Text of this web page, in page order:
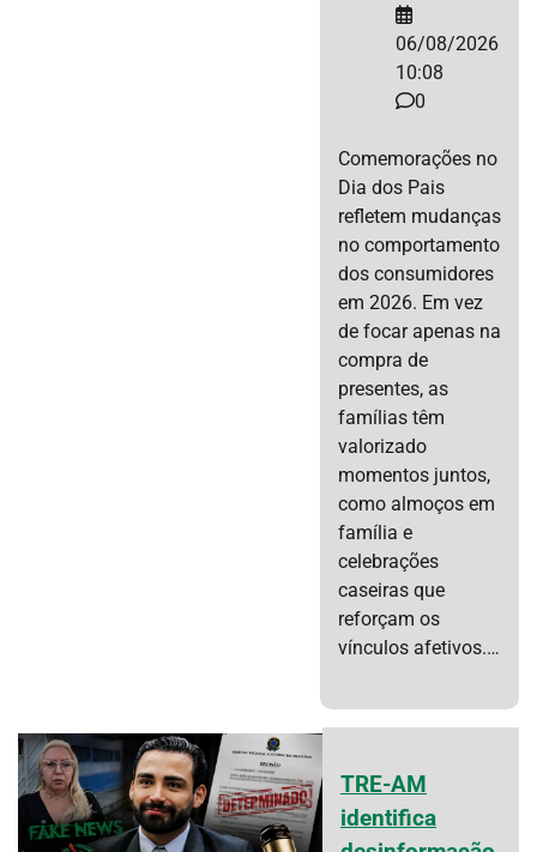
06/08/2026
10:08
0
Comemorações no
Dia dos Pais
refletem mudanças
no comportamento
dos consumidores
em 2026. Em vez
de focar apenas na
compra de
presentes, as
famílias têm
valorizado
momentos juntos,
como almoços em
família e
celebrações
caseiras que
reforçam os
vínculos afetivos.…
TRE-AM
identifica